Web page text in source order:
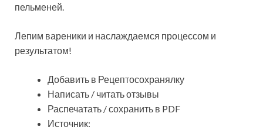
пельменей.
Лепим вареники и наслаждаемся процессом и
результатом!
Добавить в Рецептосохранялку
Написать / читать отзывы
Распечатать / сохранить в PDF
Источник: